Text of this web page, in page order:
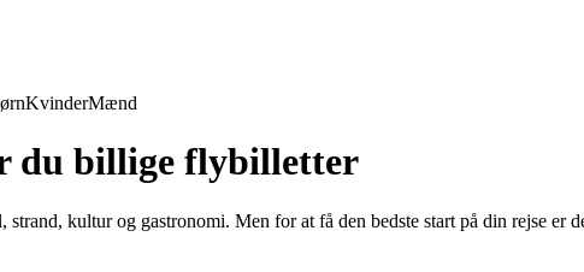
KvinderMænd
du billige flybilletter
kultur og gastronomi. Men for at få den bedste start på din rejse